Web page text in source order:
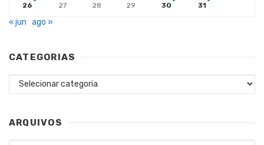
26 27 28 29 30 31
« jun ago »
CATEGORIAS
Categorias
ARQUIVOS